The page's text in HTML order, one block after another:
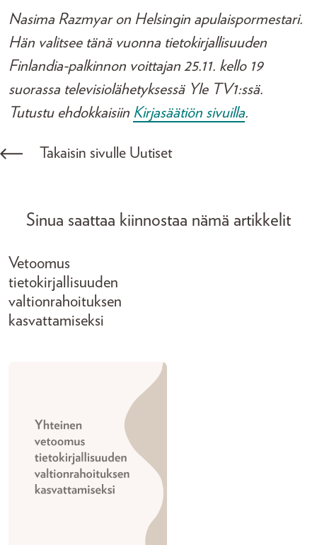
Nasima Razmyar on Helsingin apulaispormestari.
Hän valitsee tänä vuonna tietokirjallisuuden
Finlandia-palkinnon voittajan 25.11. kello 19
suorassa televisiolähetyksessä Yle TV1:ssä.
Tutustu ehdokkaisiin Kirjasäätiön sivuilla.
Takaisin sivulle Uutiset
Sinua saattaa kiinnostaa nämä artikkelit
Vetoomus
tietokirjallisuuden
valtionrahoituksen
kasvattamiseksi